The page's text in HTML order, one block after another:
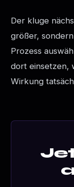
Der kluge
größer,
Prozess
dort einsetzen,
Wirkung